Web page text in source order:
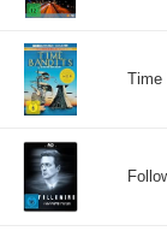
Time